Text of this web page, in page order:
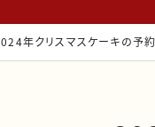
通販
年クリスマスケーキの予約